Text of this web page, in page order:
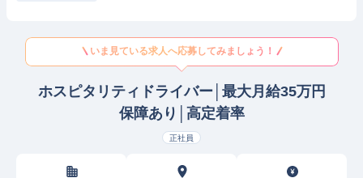
いま見ている求人へ応募してみましょう！
ホスピタリティドライバー│最大月給35万円
保障あり│高定着率
正社員